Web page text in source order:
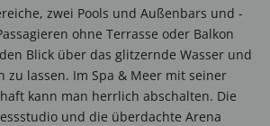
zwei Pools und Außenbars und -
ohne Terrasse oder Balkon
Blick über das glitzernde Wasser und
zu lassen. Im Spa & Meer mit seiner
kann man herrlich abschalten. Die
und die überdachte Arena